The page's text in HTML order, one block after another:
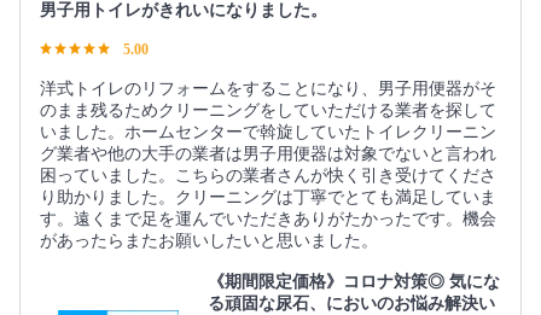
男子用トイレがきれいになりました。
5.00
洋式トイレのリフォームをすることになり、男子用便器がそ
のまま残るためクリーニングをしていただける業者を探して
いました。ホームセンターで斡旋していたトイレクリーニン
グ業者や他の大手の業者は男子用便器は対象でないと言われ
困っていました。こちらの業者さんが快く引き受けてくださ
り助かりました。クリーニングは丁寧でとても満足していま
す。遠くまで足を運んでいただきありがたかったです。機会
があったらまたお願いしたいと思いました。
《期間限定価格》コロナ対策◎ 気にな
る頑固な尿石、においのお悩み解決い